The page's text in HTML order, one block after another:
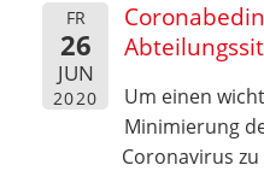
FR
26
JUN
2020
Um einen
Minimierung
Coronavirus